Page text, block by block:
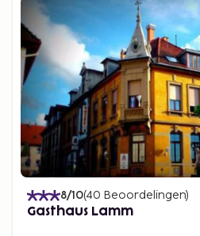
8/10(40 Beoordelingen)
Gasthaus Lamm